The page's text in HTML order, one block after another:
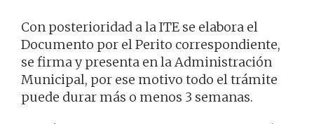
Con posterioridad a la ITE se elabora el
Documento por el Perito correspondiente,
se firma y presenta en la Administración
Municipal, por ese motivo todo el trámite
puede durar más o menos 3 semanas.